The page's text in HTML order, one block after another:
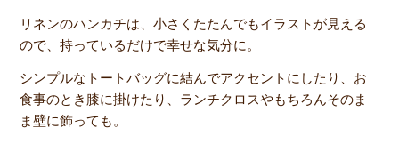
リネンのハンカチは、小さくたたんでもイラストが見える
ので、持っているだけで幸せな気分に。
シンプルなトートバッグに結んでアクセントにしたり、お
食事のとき膝に掛けたり、ランチクロスやもちろんそのま
ま壁に飾っても。